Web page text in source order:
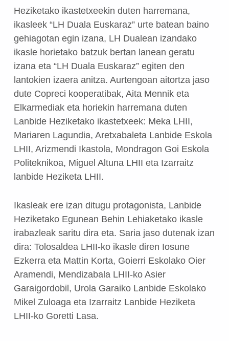
Heziketako ikastetxeekin duten harremana,
ikasleek “LH Duala Euskaraz” urte batean baino
gehiagotan egin izana, LH Dualean izandako
ikasle horietako batzuk bertan lanean geratu
izana eta “LH Duala Euskaraz” egiten den
lantokien izaera anitza. Aurtengoan aitortza jaso
dute Copreci kooperatibak, Aita Mennik eta
Elkarmediak eta horiekin harremana duten
Lanbide Heziketako ikastetxeek: Meka LHII,
Mariaren Lagundia, Aretxabaleta Lanbide Eskola
LHII, Arizmendi Ikastola, Mondragon Goi Eskola
Politeknikoa, Miguel Altuna LHII eta Izarraitz
lanbide Heziketa LHII.
Ikasleak ere izan ditugu protagonista, Lanbide
Heziketako Egunean Behin Lehiaketako ikasle
irabazleak saritu dira eta. Saria jaso dutenak izan
dira: Tolosaldea LHII-ko ikasle diren Iosune
Ezkerra eta Mattin Korta, Goierri Eskolako Oier
Aramendi, Mendizabala LHII-ko Asier
Garaigordobil, Urola Garaiko Lanbide Eskolako
Mikel Zuloaga eta Izarraitz Lanbide Heziketa
LHII-ko Goretti Lasa.